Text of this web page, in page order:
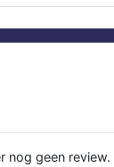
nog geen